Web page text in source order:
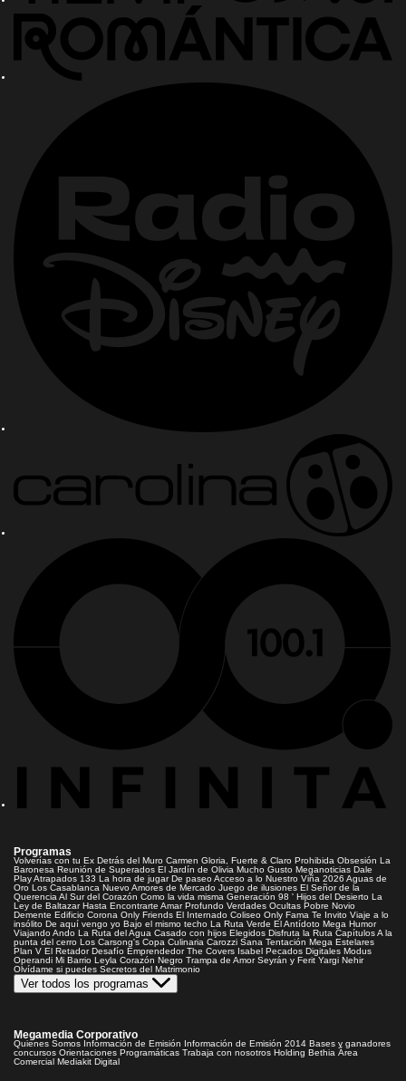
Programas
Volverías con tu Ex Detrás del Muro Carmen Gloria, Fuerte & Claro Prohibida Obsesión La
Baronesa Reunión de Superados El Jardín de Olivia Mucho Gusto Meganoticias Dale
PlayAtrapados 133 La hora de jugar De paseoAcceso a lo Nuestro Viña 2026 Aguas de
Oro Los Casablanca Nuevo Amores de Mercado Juego de ilusiones El Señor de la
Querencia Al Sur del Corazón Como la vida misma Generación 98 ' Hijos del Desierto La
Ley de Baltazar Hasta Encontrarte Amar Profundo Verdades Ocultas Pobre Novio
Demente Edificio Corona Only Friends El Internado Coliseo Only Fama Te Invito Viaje a lo
insólito De aquí vengo yo Bajo el mismo techo La Ruta Verde El Antídoto Mega Humor
Viajando Ando La Ruta del Agua Casado con hijos Elegidos Disfruta la Ruta CapítulosA la
punta del cerro Los Carsong's Copa Culinaria Carozzi Sana Tentación Mega Estelares
Plan V El Retador Desafío Emprendedor The Covers Isabel Pecados Digitales Modus
Operandi Mi Barrio Leyla Corazón Negro Trampa de Amor Seyrán y Ferit Yargi Nehir
Olvídame si puedes Secretos del Matrimonio
Ver todos los programas
Megamedia Corporativo
Quienes Somos Información de Emisión Información de Emisión 2014 Bases y ganadores
concursos Orientaciones Programáticas Trabaja con nosotros Holding Bethia Área
Comercial Mediakit Digital